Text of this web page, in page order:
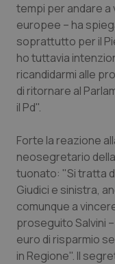
Sardegna
Sicilia
Toscana
Valle D’Aosta
Veneto
Malattia di
Obesità
Oncologia &
tempi per andare a
europee – ha
soprattutto per il
ho tuttavia
ricandidarmi alle
di ritornare al
il Pd".
Forte la reazione
neosegretario
tuonato: "Si tratta
Giudici e sinistra,
comunque a
proseguito Salvini
euro di risparmio
in Regione". Il